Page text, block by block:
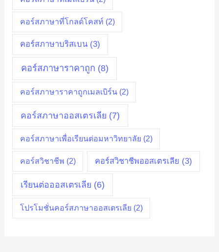
คอร์สภาษาที่โกลด์โคสท์ (2)
คอร์สภาษาบริสเบน (3)
คอร์สภาษาราคาถูก (8)
คอร์สภาษาราคาถูกเมลเบิร์น(2)
คอร์สภาษาออสเตรเลีย (7)
คอร์สภาษาเพื่อเรียนต่อมหาวิทยาลัย (2)
คอร์สวิชาชีพ (2) คอร์สวิชาชีพออสเตรเลีย (3)
เรียนต่อออสเตรเลีย (6)
โปรโมชั่นคอร์สภาษาออสเตรเลีย (2)